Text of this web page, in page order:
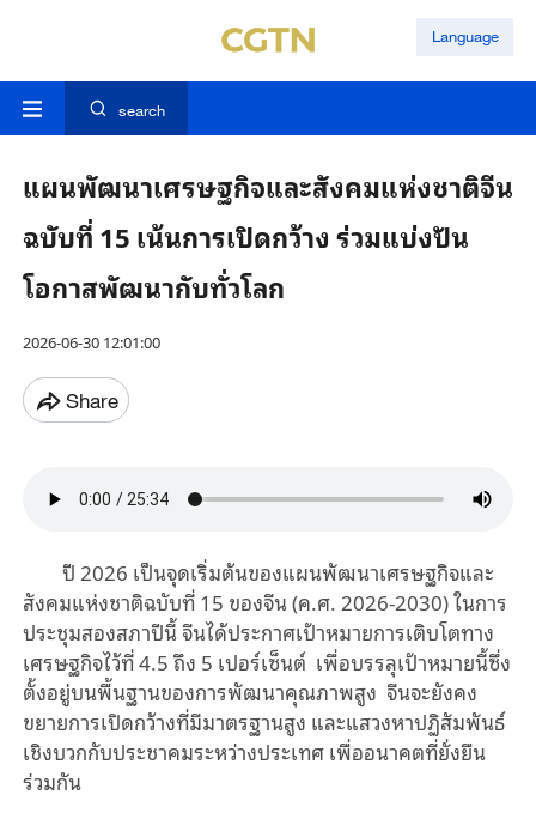
Language
search
แผนพัฒนาเศรษฐกิจและสังคมแห่งชาติจีน
ฉบับที่ 15 เน้นการเปิดกว้าง ร่วมแบ่งปัน
โอกาสพัฒนากับทั่วโลก
2026-06-30 12:01:00
Share
ปี 2026 เป็นจุดเริ่มต้นของแผนพัฒนาเศรษฐกิจและ
สังคมแห่งชาติฉบับที่ 15 ของจีน (ค.ศ. 2026-2030) ในการ
ประชุมสองสภาปีนี้ จีนได้ประกาศเป้าหมายการเติบโตทาง
เศรษฐกิจไว้ที่ 4.5 ถึง 5 เปอร์เซ็นต์ เพื่อบรรลุเป้าหมายนี้ซึ่ง
ตั้งอยู่บนพื้นฐานของการพัฒนาคุณภาพสูง จีนจะยังคง
ขยายการเปิดกว้างที่มีมาตรฐานสูง และแสวงหาปฏิสัมพันธ์
เชิงบวกกับประชาคมระหว่างประเทศ เพื่ออนาคตที่ยั่งยืน
ร่วมกัน